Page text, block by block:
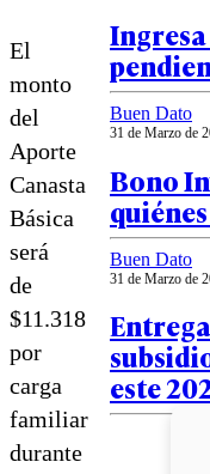
El
monto
del
Aporte
Canasta
Básica
será
de
$11.318
por
carga
familiar
durante
Ingresa
Buen Dato
31 de Marzo de
Bono
Buen Dato
31 de Marzo de
este